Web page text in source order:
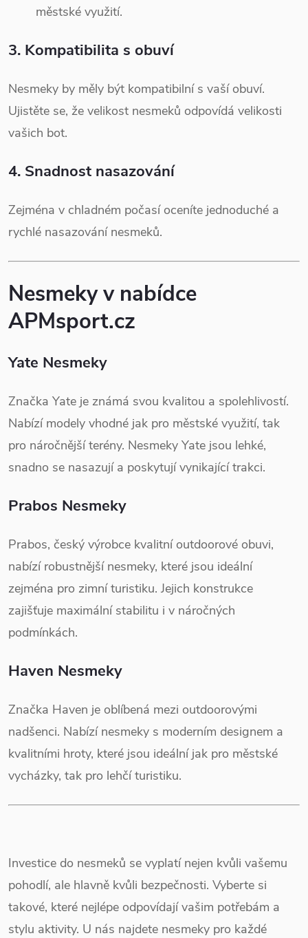
městské využití.
3. Kompatibilita s obuví
Nesmeky by měly být kompatibilní s vaší obuví.
Ujistěte se, že velikost nesmeků odpovídá velikosti
vašich bot.
4. Snadnost nasazování
Zejména v chladném počasí oceníte jednoduché a
rychlé nasazování nesmeků.
Nesmeky v nabídce
APMsport.cz
Yate Nesmeky
Značka Yate je známá svou kvalitou a spolehlivostí.
Nabízí modely vhodné jak pro městské využití, tak
pro náročnější terény. Nesmeky Yate jsou lehké,
snadno se nasazují a poskytují vynikající trakci.
Prabos Nesmeky
Prabos, český výrobce kvalitní outdoorové obuvi,
nabízí robustnější nesmeky, které jsou ideální
zejména pro zimní turistiku. Jejich konstrukce
zajišťuje maximální stabilitu i v náročných
podmínkách.
Haven Nesmeky
Značka Haven je oblíbená mezi outdoorovými
nadšenci. Nabízí nesmeky s moderním designem a
kvalitními hroty, které jsou ideální jak pro městské
vycházky, tak pro lehčí turistiku.
Investice do nesmeků se vyplatí nejen kvůli vašemu
pohodlí, ale hlavně kvůli bezpečnosti. Vyberte si
takové, které nejlépe odpovídají vašim potřebám a
stylu aktivity. U nás najdete nesmeky pro každé